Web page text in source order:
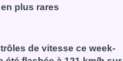
plus rares
Bart Hanssens recense des
de vitesse ce week-